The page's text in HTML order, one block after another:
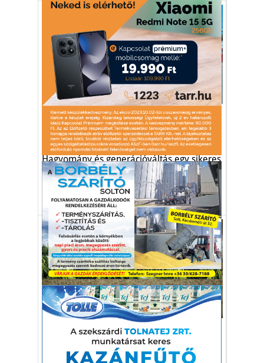
Gazdaság
BÁT-GRILL Kft.: 25 év a
baromfifeldolgozásban
Hagyomány és generációváltás egy sikeres
magyar tulajdonú cégnél.
baromfifeldolgozás Bátaszék
Gazdaság
Tévesen számolt fel egy 27
ezres kacsaállományt a Nébih